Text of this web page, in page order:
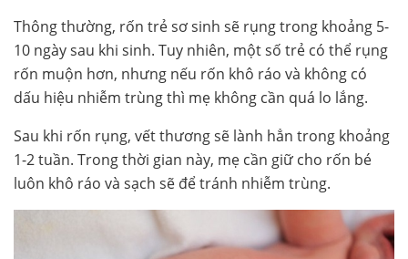
Thông thường, rốn trẻ sơ sinh sẽ rụng trong khoảng 5-
10 ngày sau khi sinh. Tuy nhiên, một số trẻ có thể rụng
rốn muộn hơn, nhưng nếu rốn khô ráo và không có
dấu hiệu nhiễm trùng thì mẹ không cần quá lo lắng.
Sau khi rốn rụng, vết thương sẽ lành hẳn trong khoảng
1-2 tuần. Trong thời gian này, mẹ cần giữ cho rốn bé
luôn khô ráo và sạch sẽ để tránh nhiễm trùng.